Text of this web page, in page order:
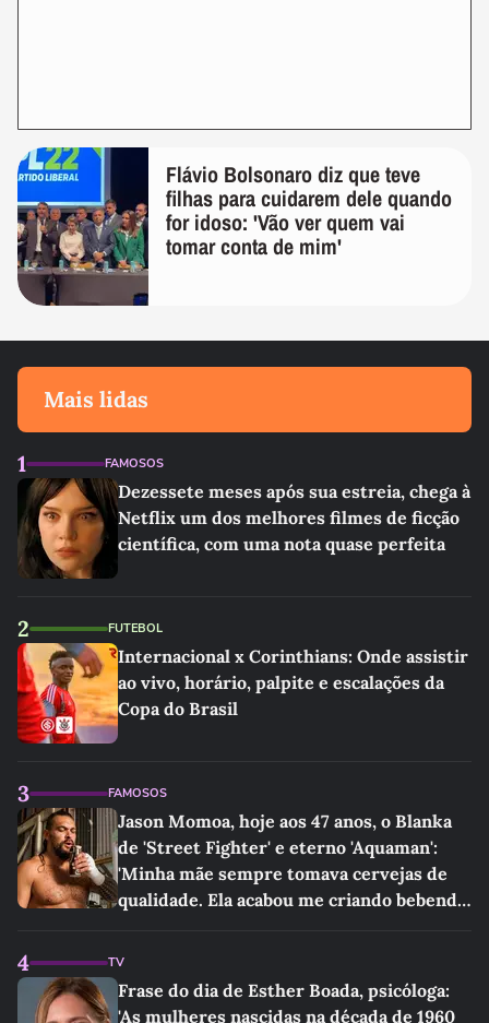
Flávio Bolsonaro diz que teve
filhas para cuidarem dele quando
for idoso: 'Vão ver quem vai
tomar conta de mim'
Mais lidas
1 FAMOSOS
Dezessete meses após sua estreia, chega à
Netflix um dos melhores filmes de ficção
científica, com uma nota quase perfeita
2 FUTEBOL
Internacional x Corinthians: Onde assistir
ao vivo, horário, palpite e escalações da
Copa do Brasil
3 FAMOSOS
Jason Momoa, hoje aos 47 anos, o Blanka
de 'Street Fighter' e eterno 'Aquaman':
'Minha mãe sempre tomava cervejas de
qualidade. Ela acabou me criando bebendo
4 TV
Frase do dia de Esther Boada, psicóloga:
'As mulheres nascidas na década de 1960